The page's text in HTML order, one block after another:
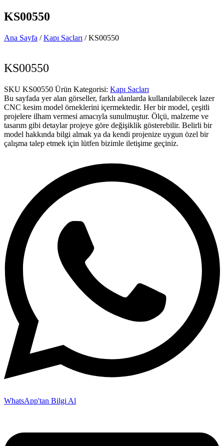
KS00550
Ana Sayfa /Kapı Sacları / KS00550
KS00550
SKU KS00550 Ürün Kategorisi: Kapı Sacları
Bu sayfada yer alan görseller, farklı alanlarda kullanılabilecek lazer
CNC kesim model örneklerini içermektedir. Her bir model, çeşitli
projelere ilham vermesi amacıyla sunulmuştur. Ölçü, malzeme ve
tasarım gibi detaylar projeye göre değişiklik gösterebilir. Belirli bir
model hakkında bilgi almak ya da kendi projenize uygun özel bir
çalışma talep etmek için lütfen bizimle iletişime geçiniz.
WhatsApp'tan Bilgi Al